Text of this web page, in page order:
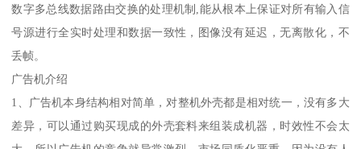
数字多总线数据路由交换的处理机制,能从根本上保证对所有输入信
号源进行全实时处理和数据一致性，图像没有延迟，无离散化，不
丢帧。
广告机介绍
1、广告机本身结构相对简单，对整机外壳都是相对统一，没有多大
差异，可以通过购买现成的外壳套料来组装成机器，时效性不会太